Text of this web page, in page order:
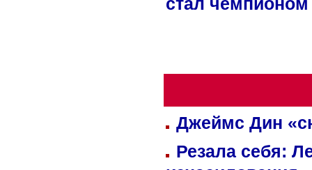
стал
Джеймс Дин
Резала себя: